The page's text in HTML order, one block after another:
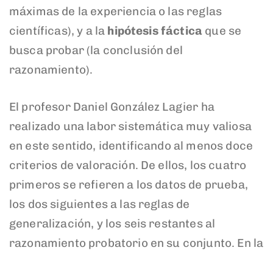
máximas de la experiencia o las reglas
científicas), y a la hipótesis fáctica que se
busca probar (la conclusión del
razonamiento).
El profesor Daniel González Lagier ha
realizado una labor sistemática muy valiosa
en este sentido, identificando al menos doce
criterios de valoración. De ellos, los cuatro
primeros se refieren a los datos de prueba,
los dos siguientes a las reglas de
generalización, y los seis restantes al
razonamiento probatorio en su conjunto. En la